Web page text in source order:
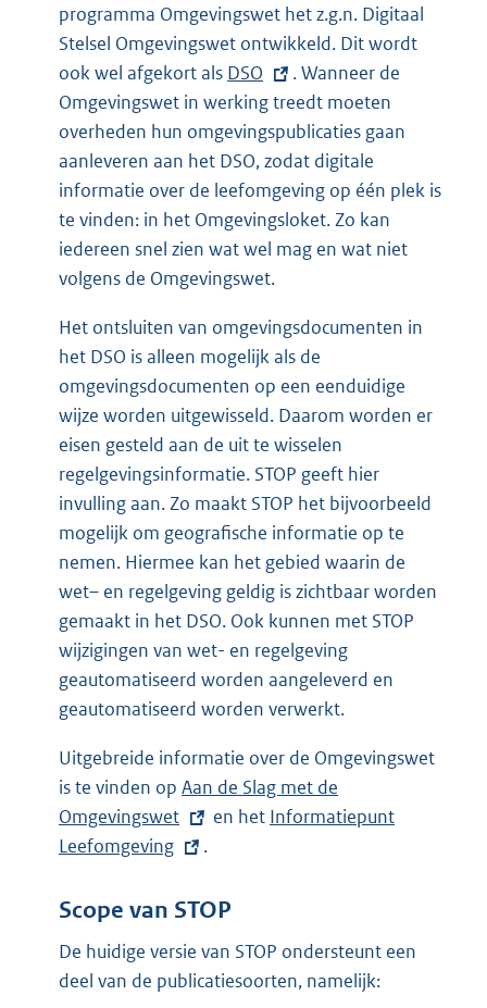
programma Omgevingswet het z.g.n. Digitaal
Stelsel Omgevingswet ontwikkeld. Dit wordt
ook wel afgekort als E
x
t
e
r
n
e
l
n
k
:
DSO
. Wanneer de
Omgevingswet in werking treedt moeten
overheden hun omgevingspublicaties gaan
aanleveren aan het DSO, zodat digitale
informatie over de leefomgeving op één plek is
te vinden: in het Omgevingsloket. Zo kan
iedereen snel zien wat wel mag en wat niet
volgens de Omgevingswet.
Het ontsluiten van omgevingsdocumenten in
het DSO is alleen mogelijk als de
omgevingsdocumenten op een eenduidige
wijze worden uitgewisseld. Daarom worden er
eisen gesteld aan de uit te wisselen
regelgevingsinformatie. STOP geeft hier
invulling aan. Zo maakt STOP het bijvoorbeeld
mogelijk om geografische informatie op te
nemen. Hiermee kan het gebied waarin de
wet– en regelgeving geldig is zichtbaar worden
gemaakt in het DSO. Ook kunnen met STOP
wijzigingen van wet- en regelgeving
geautomatiseerd worden aangeleverd en
geautomatiseerd worden verwerkt.
Uitgebreide informatie over de Omgevingswet
is te vinden op E
x
t
r
e
l
Aan de Slag met de
Omgevingswet
en het E
n
e
Informatiepunt
Leefomgeving
.
Scope van STOP
De huidige versie van STOP ondersteunt een
deel van de publicatiesoorten, namelijk: